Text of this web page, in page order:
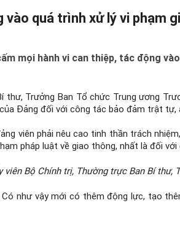
quá trình xử lý vi phạm
mọi hành vi can thiệp, tác động
thư, Trưởng Ban Tổ chức Trung ương
Đảng đối với công tác bảo đảm trật
viên phải nêu cao tinh thần trách
pháp luật về giao thông, nhất là đối
viên Bộ Chính trị, Thường trực Ban Bí thư,
như vậy mới có thêm động lực, tạo